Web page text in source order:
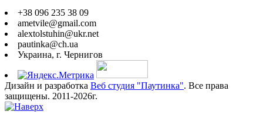
+38 096 235 38 09
ametvile@gmail.com
alextolstuhin@ukr.net
pautinka@ch.ua
Украина, г. Чернигов
Дизайн и разработка Веб студия "Паутинка". Все права
защищены. 2011-2026г.